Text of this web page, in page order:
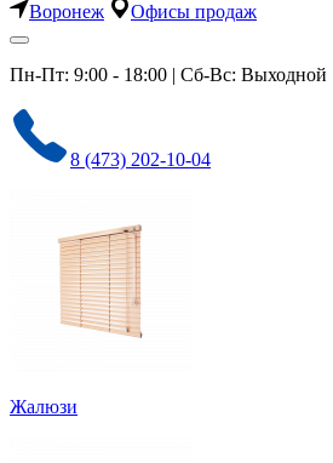
Воронеж Офисы продаж
Пн-Пт: 9:00 - 18:00 | Сб-Вс: Выходной
8 (473) 202-10-04
Жалюзи